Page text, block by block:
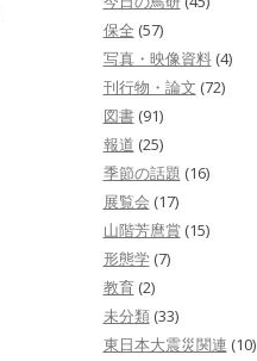
保全 (57)
写真・映像資料(4)
刊行物・論文 (72)
図書(91)
報道 (25)
季節の話題 (16)
展覧会 (17)
山階芳麿賞(15)
形態学(7)
教育(2)
未分類(33)
東日本大震災関連 (10)